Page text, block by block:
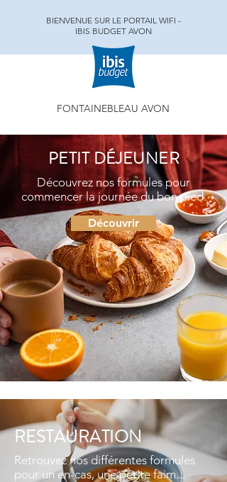
BIENVENUE SUR LE PORTAIL WIFI -
IBIS BUDGET AVON
FONTAINEBLEAU AVON
PETIT DÉJEUNER
Découvrez nos formules pour
commencer la journée du bon pied.
Découvrir
RESTAURATION
Retrouvez nos différentes formules
pour un en-cas, une petite faim...